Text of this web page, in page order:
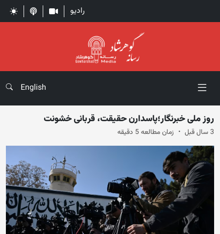
رادیو
English
روز ملی خبرنگار؛پاسدارن حقیقت، قربانی خشونت
3 سال قبل زمان مطالعه 5 دقیقه